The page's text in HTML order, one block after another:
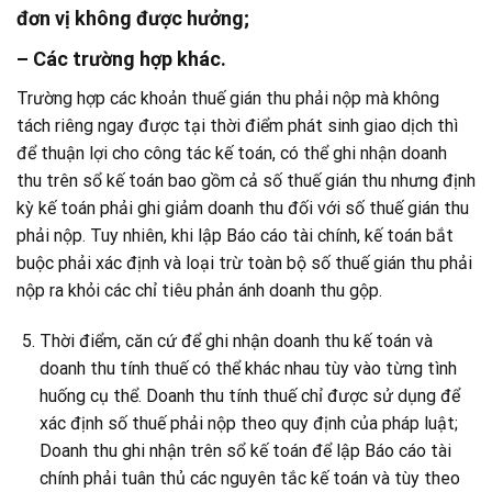
đơn vị không được hưởng;
– Các trường hợp khác.
Trường hợp các khoản thuế gián thu phải nộp mà không
tách riêng ngay được tại thời điểm phát sinh giao dịch thì
để thuận lợi cho công tác kế toán, có thể ghi nhận doanh
thu trên sổ kế toán bao gồm cả số thuế gián thu nhưng định
kỳ kế toán phải ghi giảm doanh thu đối với số thuế gián thu
phải nộp. Tuy nhiên, khi lập Báo cáo tài chính, kế toán bắt
buộc phải xác định và loại trừ toàn bộ số thuế gián thu phải
nộp ra khỏi các chỉ tiêu phản ánh doanh thu gộp.
Thời điểm, căn cứ để ghi nhận doanh thu kế toán và
doanh thu tính thuế có thể khác nhau tùy vào từng tình
huống cụ thể. Doanh thu tính thuế chỉ được sử dụng để
xác định số thuế phải nộp theo quy định của pháp luật;
Doanh thu ghi nhận trên sổ kế toán để lập Báo cáo tài
chính phải tuân thủ các nguyên tắc kế toán và tùy theo